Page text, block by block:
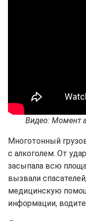
Видео: Момент
Многотонный
с алкоголем. От
засыпала всю
вызвали
медицинскую
информации,